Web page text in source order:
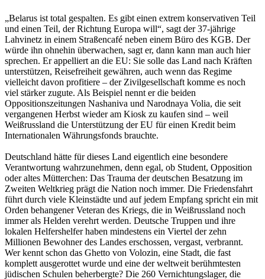
„Belarus ist total gespalten. Es gibt einen extrem konservativen Teil
und einen Teil, der Richtung Europa will“, sagt der 37-jährige
Lahvinetz in einem Straßencafé neben einem Büro des KGB. Der
würde ihn ohnehin überwachen, sagt er, dann kann man auch hier
sprechen. Er appelliert an die EU: Sie solle das Land nach Kräften
unterstützen, Reisefreiheit gewähren, auch wenn das Regime
vielleicht davon profitiere – der Zivilgesellschaft komme es noch
viel stärker zugute. Als Beispiel nennt er die beiden
Oppositionszeitungen Nashaniva und Narodnaya Volia, die seit
vergangenen Herbst wieder am Kiosk zu kaufen sind – weil
Weißrussland die Unterstützung der EU für einen Kredit beim
Internationalen Währungsfonds brauchte.
Deutschland hätte für dieses Land eigentlich eine besondere
Verantwortung wahrzunehmen, denn egal, ob Student, Opposition
oder altes Mütterchen: Das Trauma der deutschen Besatzung im
Zweiten Weltkrieg prägt die Nation noch immer. Die Friedensfahrt
führt durch viele Kleinstädte und auf jedem Empfang spricht ein mit
Orden behangener Veteran des Kriegs, die in Weißrussland noch
immer als Helden verehrt werden. Deutsche Truppen und ihre
lokalen Helfershelfer haben mindestens ein Viertel der zehn
Millionen Bewohner des Landes erschossen, vergast, verbrannt.
Wer kennt schon das Ghetto von Volozin, eine Stadt, die fast
komplett ausgerottet wurde und eine der weltweit berühmtesten
jüdischen Schulen beherbergte? Die 260 Vernichtungslager, die